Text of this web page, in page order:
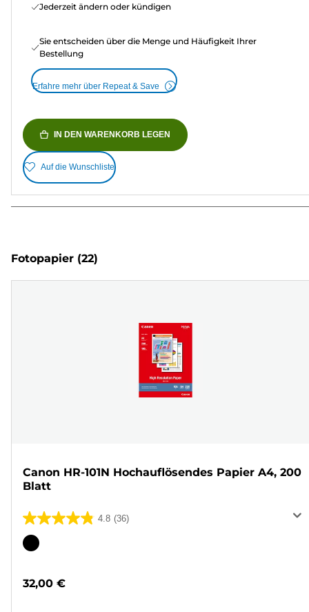
Jederzeit ändern oder kündigen
Sie entscheiden über die Menge und Häufigkeit Ihrer
Bestellung
Erfahre mehr über Repeat & Save
IN DEN WARENKORB LEGEN
Auf die Wunschliste
Fotopapier (22)
Canon HR-101N Hochauflösendes Papier A4, 200
Blatt
4.8 (36)
4.8
von
36
Farbpatrone
32,00 €